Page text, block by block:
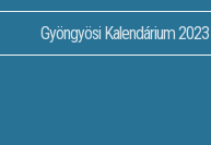
Gyöngyösi Kalendárium 2023